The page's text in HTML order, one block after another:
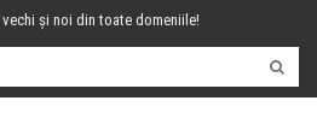
și noi din toate domeniile!